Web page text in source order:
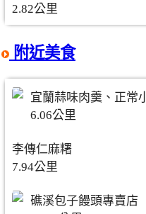
2.82公里
附近美食
宜蘭蒜味肉羹、正常
6.06公里
李傳仁麻糬
7.94公里
礁溪包子饅頭專賣店